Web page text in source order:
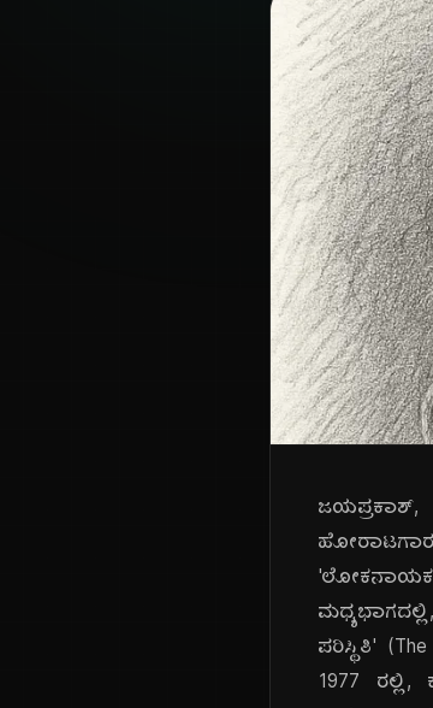
ಜಯಪ್ರಕಾಶ್,
ಪರಿಸ್ಥಿತಿ'
1977 ರಲ್ಲಿ,